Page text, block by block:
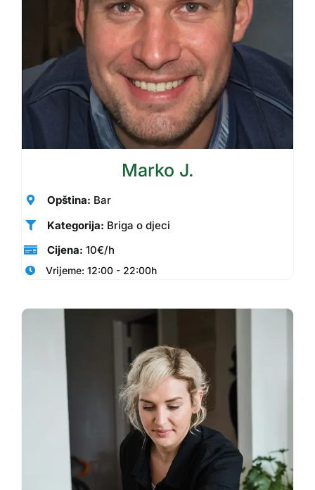
Marko J.
Opština: Bar
Kategorija: Briga o djeci
Cijena: 10€/h
Vrijeme: 12:00 - 22:00h